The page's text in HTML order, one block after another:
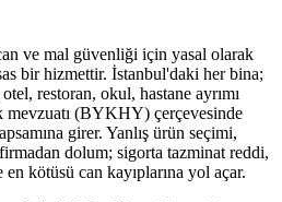
ve mal güvenliği için yasal olarak
bir hizmettir. İstanbul'daki her bina;
restoran, okul, hastane ayrımı
mevzuatı (BYKHY) çerçevesinde
girer. Yanlış ürün seçimi,
dolum; sigorta tazminat reddi,
kötüsü can kayıplarına yol açar.